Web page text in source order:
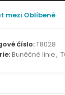
mezi Oblíbené
číslo:T8028
Buněčné linie,